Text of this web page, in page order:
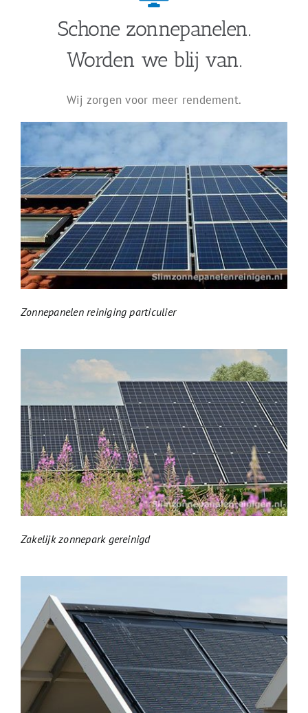
Schone zonnepanelen.
Worden we blij van.
Wij zorgen voor meer rendement.
Zonnepanelen reiniging particulier
Zakelijk zonnepark gereinigd